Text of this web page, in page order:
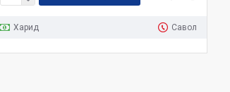
Харид Савол